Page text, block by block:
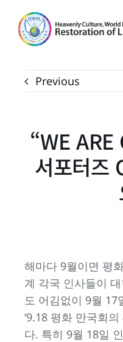
content
Previous
“WE
서포터즈
해마다 9월이면 평
계 각국 인사들이
도 어김없이 9월 17
‘9.18 평화 만국회
다. 특히 9월 18일